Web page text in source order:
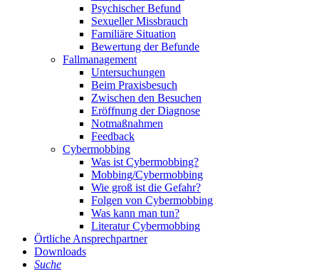
Psychischer Befund
Sexueller Missbrauch
Familiäre Situation
Bewertung der Befunde
Fallmanagement
Untersuchungen
Beim Praxisbesuch
Zwischen den Besuchen
Eröffnung der Diagnose
Notmaßnahmen
Feedback
Cybermobbing
Was ist Cybermobbing?
Mobbing/Cybermobbing
Wie groß ist die Gefahr?
Folgen von Cybermobbing
Was kann man tun?
Literatur Cybermobbing
Örtliche Ansprechpartner
Downloads
Suche